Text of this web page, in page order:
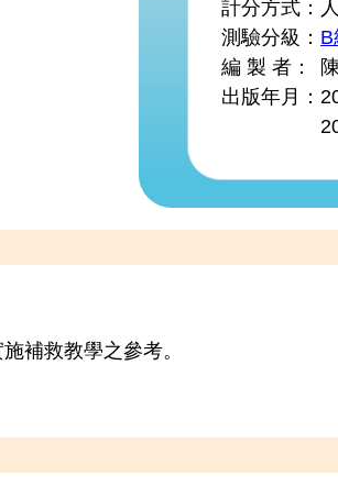
計分方式：
測驗分級： B
編 製 者：
出版年月：
補救教學之參考。